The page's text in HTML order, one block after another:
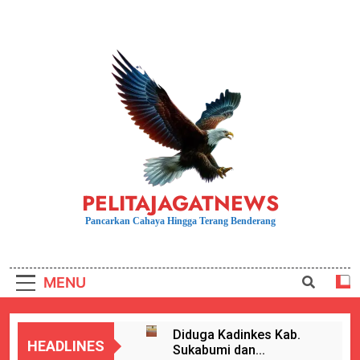
PELITAJAGATNEWS
Pancarkan Cahaya Hingga Terang Benderang
MENU
HEADLINES
Diduga Kadinkes Kab.
Sukabumi dan